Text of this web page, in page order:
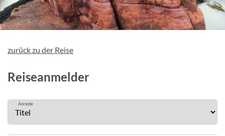
zurück zu der Reise
Reiseanmelder
Anrede